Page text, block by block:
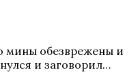
мины обезврежены и
и заговорил…